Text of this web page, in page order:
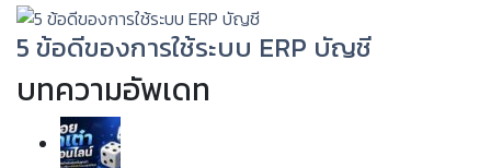
5 ข้อดีของการใช้ระบบ ERP บัญชี
บทความอัพเดท